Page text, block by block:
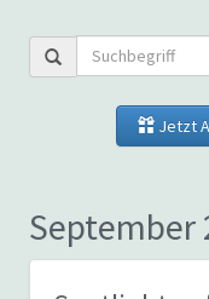
Jetzt
September